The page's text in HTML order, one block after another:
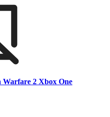
Warfare 2 Xbox One